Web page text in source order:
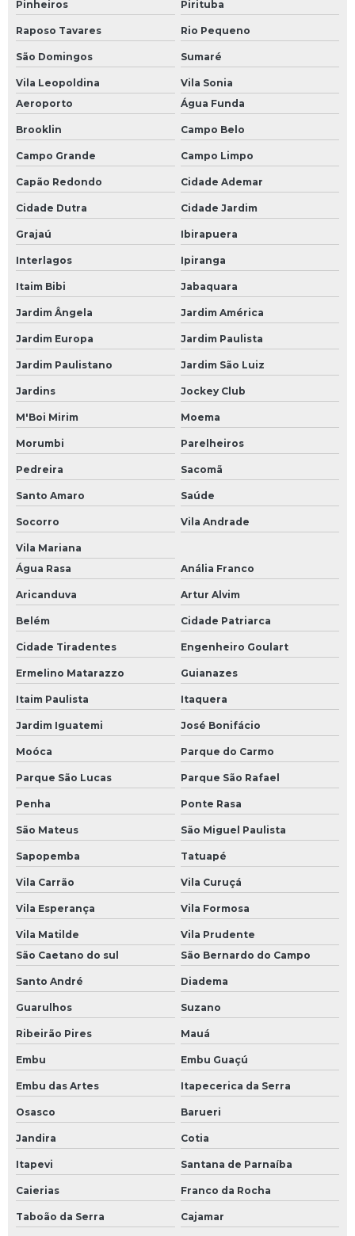
Módulo de controle eletrônico
Módulo de entrada clp
Módulo de entrada plc
Módulo de plc
Módulo fieldbus
Módulo profibus
Monitor industrial
Monitor industrial touch screen
Placa de i o
Rack industrial com gaveta
Rack industrial com painel
Recuperação de driver
Recuperação de módulos eletrônicos
Recuperação de placas eletrônicas
Recuperação nobreak
Reforma de inversores
Reparação de módulos eletrônicos
Reparação de placas eletrônicas
Reparo de controlador de temperatura
Reparo de fontes chaveadas
Reparo de ihm
Reparo de inversor de frequência
Reparo de nobreak
Reparo de placas eletrônicas
Reparo de placas eletrônicas sp
Reparo de sensores
Reparo de servo motor
Reparo eletrônica industrial
Sensor óptico industrial
Servo motor encoders resolver
Servo motor resolver
Servo válvula proporcional
Servo válvulas
Pinheiros Pirituba
Raposo Tavares Rio Pequeno
São Domingos Sumaré
Vila Leopoldina
Vila Sonia
Aeroporto
Água Funda
Brooklin Campo Belo
Campo Grande Campo Limpo
Capão Redondo Cidade Ademar
Cidade Dutra Cidade Jardim
Grajaú Ibirapuera
Interlagos Ipiranga
Itaim Bibi Jabaquara
Jardim Ângela Jardim América
Jardim Europa Jardim Paulista
Jardim Paulistano Jardim São Luiz
Jardins Jockey Club
M'Boi Mirim Moema
Morumbi Parelheiros
Pedreira Sacomã
Santo Amaro Saúde
Socorro Vila Andrade
Vila Mariana
Água Rasa
Anália Franco
Aricanduva Artur Alvim
Belém Cidade Patriarca
Cidade Tiradentes Engenheiro Goulart
Ermelino Matarazzo Guianazes
Itaim Paulista Itaquera
Jardim Iguatemi José Bonifácio
Moóca Parque do Carmo
Parque São Lucas Parque São Rafael
Penha Ponte Rasa
São Mateus São Miguel Paulista
Sapopemba Tatuapé
Vila Carrão Vila Curuçá
Vila Esperança Vila Formosa
Vila Matilde
Vila Prudente
São Caetano do sul
São Bernardo do Campo
Santo André Diadema
Guarulhos Suzano
Ribeirão Pires Mauá
Embu Embu Guaçú
Embu das Artes Itapecerica da Serra
Osasco Barueri
Jandira Cotia
Itapevi Santana de Parnaíba
Caierias Franco da Rocha
Taboão da Serra Cajamar